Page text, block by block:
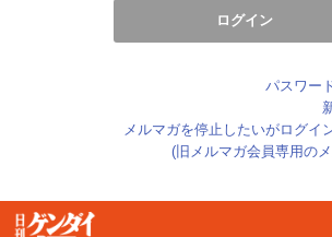
パスワー
メルマガを停止したいがログイ
(旧メルマガ会員専用の